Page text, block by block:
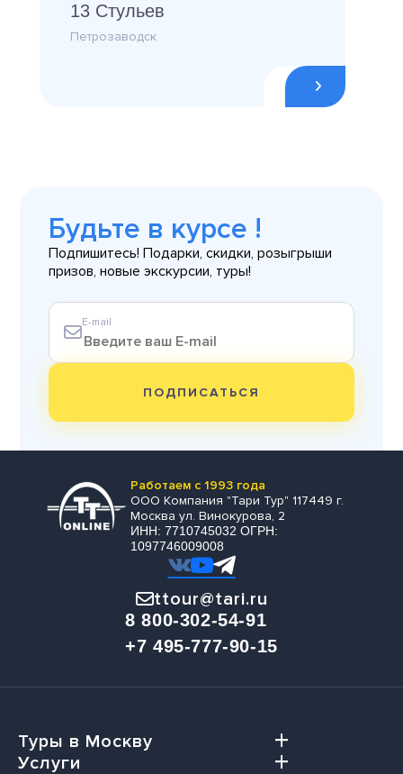
13 Стульев
Петрозаводск
Будьте в курсе !
Подпишитесь! Подарки, скидки, розыгрыши
призов, новые экскурсии, туры!
E-mail
ПОДПИСАТЬСЯ
Работаем с 1993 года
ООО Компания "Тари Тур" 117449 г.
Москва ул. Винокурова, 2
ИНН: 7710745032 ОГРН:
1097746009008
ttour@tari.ru
8 800-302-54-91
+7 495-777-90-15
Туры в Москву
Услуги